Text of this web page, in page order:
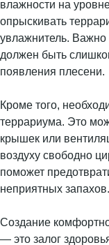
влажности на
опрыскивать
увлажнитель. Важно
должен быть
появления плесени.
Кроме того,
террариума. Это
крышек или
воздуху свободно
поможет
неприятных запахов.
Создание
— это залог